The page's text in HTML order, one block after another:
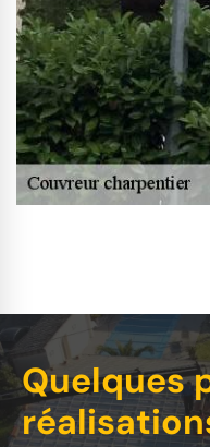
Quelques